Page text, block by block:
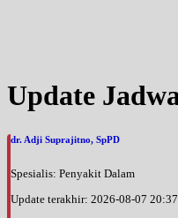
Update
dr. Adji Suprajitno, SpPD
Spesialis: Penyakit Dalam
Update terakhir: 2026-08-07